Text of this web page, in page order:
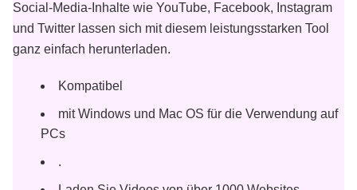
Social-Media-Inhalte wie YouTube, Facebook, Instagram
und Twitter lassen sich mit diesem leistungsstarken Tool
ganz einfach herunterladen.
Kompatibel
mit Windows und Mac OS für die Verwendung auf
PCs
.